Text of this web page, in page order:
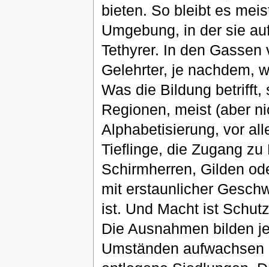
bieten. So bleibt es
Umgebung, in der sie
Tethyrer. In den Gassen
Gelehrter, je nachdem,
Was die Bildung
Regionen, meist (aber
Alphabetisierung, vor
Tieflinge, die Zugang
Schirmherren, Gilden
mit erstaunlicher
ist. Und Macht ist
Die Ausnahmen bilden
Umständen